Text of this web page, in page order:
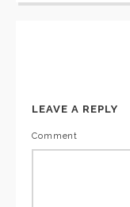
LEAVE A REPLY
Comment